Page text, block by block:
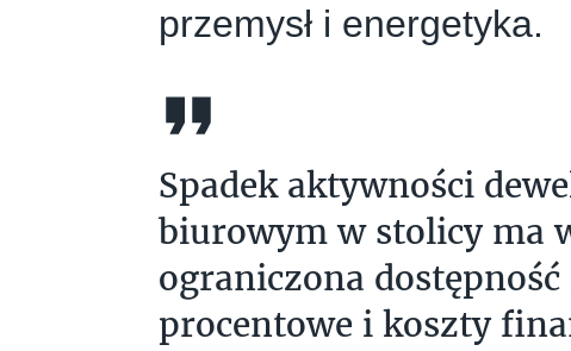
przemysł i energetyka.
Spadek aktywności
biurowym w stolicy ma
ograniczona
procentowe i koszty